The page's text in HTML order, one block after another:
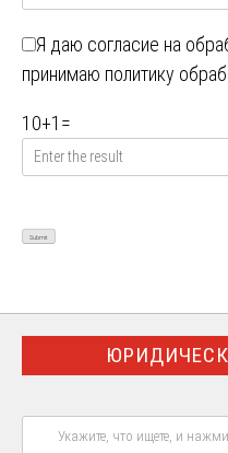
Я даю согласие на
принимаю политику
10+1 =